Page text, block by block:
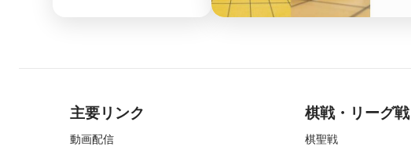
主要リンク
動画配信
棋戦・リーグ戦
棋聖戦